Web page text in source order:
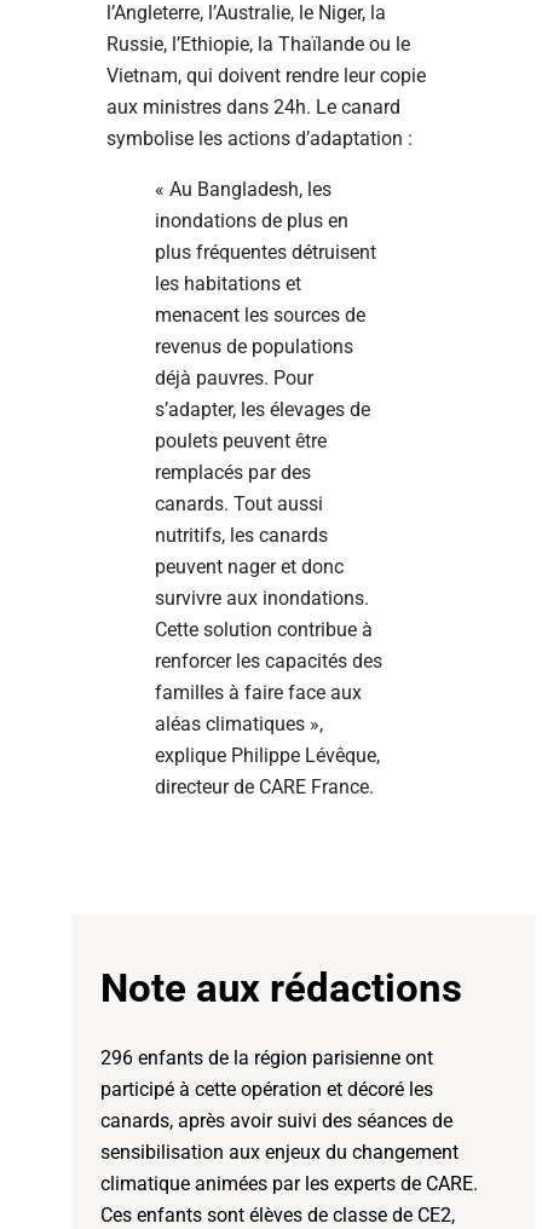
l’Angleterre, l’Australie, le Niger, la
Russie, l’Ethiopie, la Thaïlande ou le
Vietnam, qui doivent rendre leur copie
aux ministres dans 24h. Le canard
symbolise les actions d’adaptation :
« Au Bangladesh, les
inondations de plus en
plus fréquentes détruisent
les habitations et
menacent les sources de
revenus de populations
déjà pauvres. Pour
s’adapter, les élevages de
poulets peuvent être
remplacés par des
canards. Tout aussi
nutritifs, les canards
peuvent nager et donc
survivre aux inondations.
Cette solution contribue à
renforcer les capacités des
familles à faire face aux
aléas climatiques »,
explique Philippe Lévêque,
directeur de CARE France.
Note aux rédactions
296 enfants de la région parisienne ont
participé à cette opération et décoré les
canards, après avoir suivi des séances de
sensibilisation aux enjeux du changement
climatique animées par les experts de CARE.
Ces enfants sont élèves de classe de CE2,